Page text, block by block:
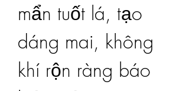
mẩn tuốt lá, tạo
dáng mai, không
khí rộn ràng báo